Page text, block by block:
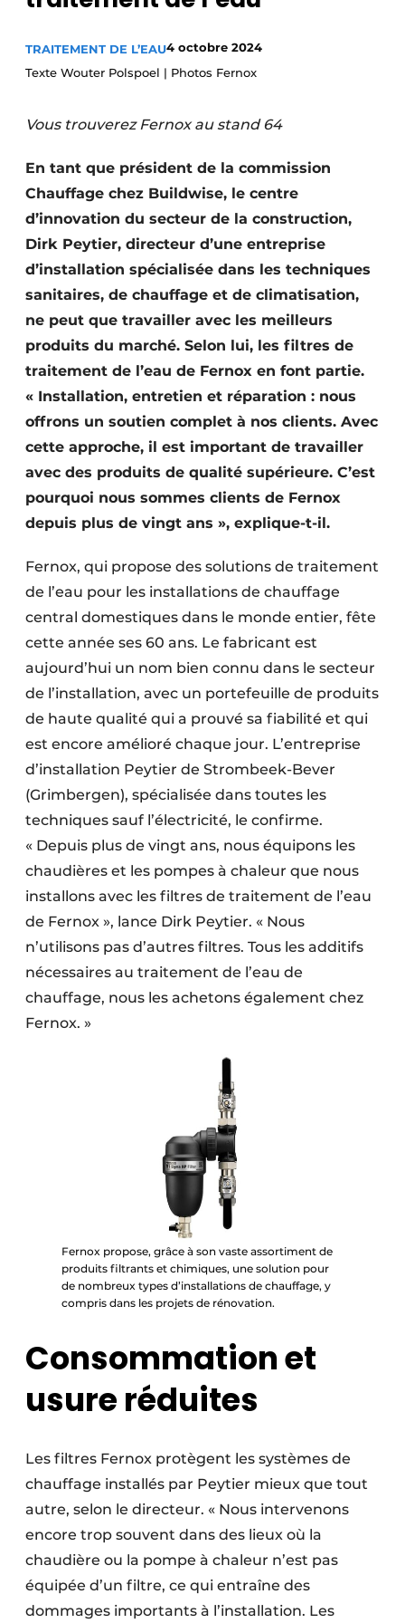
S’inscrire
Termes et conditions
TRAITEMENT DE L’EAU4 octobre 2024
Texte Wouter Polspoel | Photos Fernox
Vous trouverez Fernox au stand 64
En tant que président de la commission
Chauffage chez Buildwise, le centre
d’innovation du secteur de la construction,
Dirk Peytier, directeur d’une entreprise
d’installation spécialisée dans les techniques
sanitaires, de chauffage et de climatisation,
ne peut que travailler avec les meilleurs
produits du marché. Selon lui, les filtres de
traitement de l’eau de Fernox en font partie.
« Installation, entretien et réparation : nous
offrons un soutien complet à nos clients. Avec
cette approche, il est important de travailler
avec des produits de qualité supérieure. C’est
pourquoi nous sommes clients de Fernox
depuis plus de vingt ans », explique-t-il.
Fernox, qui propose des solutions de traitement
de l’eau pour les installations de chauffage
central domestiques dans le monde entier, fête
cette année ses 60 ans. Le fabricant est
aujourd’hui un nom bien connu dans le secteur
de l’installation, avec un portefeuille de produits
de haute qualité qui a prouvé sa fiabilité et qui
est encore amélioré chaque jour. L’entreprise
d’installation Peytier de Strombeek-Bever
(Grimbergen), spécialisée dans toutes les
techniques sauf l’électricité, le confirme.
« Depuis plus de vingt ans, nous équipons les
chaudières et les pompes à chaleur que nous
installons avec les filtres de traitement de l’eau
de Fernox », lance Dirk Peytier. « Nous
n’utilisons pas d’autres filtres. Tous les additifs
nécessaires au traitement de l’eau de
chauffage, nous les achetons également chez
Fernox. »
Fernox propose, grâce à son vaste assortiment de
produits filtrants et chimiques, une solution pour
de nombreux types d’installations de chauffage, y
compris dans les projets de rénovation.
Consommation et
usure réduites
Les filtres Fernox protègent les systèmes de
chauffage installés par Peytier mieux que tout
autre, selon le directeur. « Nous intervenons
encore trop souvent dans des lieux où la
chaudière ou la pompe à chaleur n’est pas
équipée d’un filtre, ce qui entraîne des
dommages importants à l’installation. Les